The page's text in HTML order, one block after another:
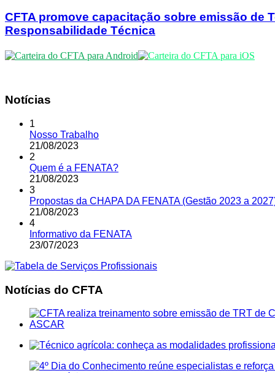
CFTA promove capacitação sobre emissão de
Responsabilidade Técnica
Notícias
1
Nosso Trabalho
21/08/2023
2
Quem é a FENATA?
21/08/2023
3
Propostas da CHAPA DA FENATA (Gestão 2023 a
21/08/2023
4
Informativo da FENATA
23/07/2023
Notícias do CFTA